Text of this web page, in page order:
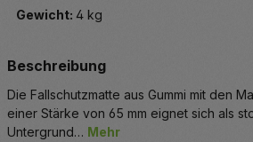
Gewicht: 4 kg
Beschreibung
Die Fallschutzmatte aus Gummi mit den
einer Stärke von 65 mm eignet sich als
Untergrund… Mehr